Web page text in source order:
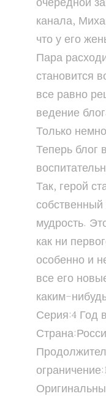
канала,
что у его
Пара
становится
все равно
ведение
Только
Теперь блог
Так, герой
мудрость.
как ни
особенно и
все его
каким-
Серия:4 Год